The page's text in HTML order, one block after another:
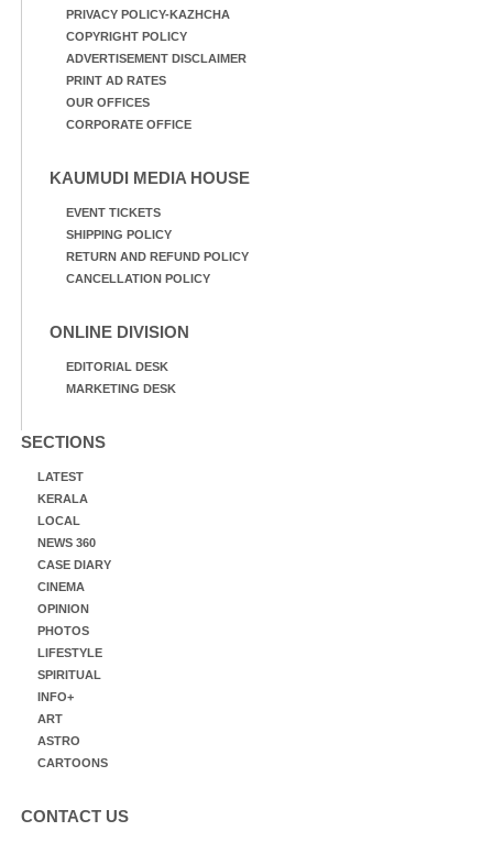
PRIVACY POLICY-KAZHCHA
COPYRIGHT POLICY
ADVERTISEMENT DISCLAIMER
PRINT AD RATES
OUR OFFICES
CORPORATE OFFICE
KAUMUDI MEDIA HOUSE
EVENT TICKETS
SHIPPING POLICY
RETURN AND REFUND POLICY
CANCELLATION POLICY
ONLINE DIVISION
EDITORIAL DESK
MARKETING DESK
SECTIONS
LATEST
KERALA
LOCAL
NEWS 360
CASE DIARY
CINEMA
OPINION
PHOTOS
LIFESTYLE
SPIRITUAL
INFO+
ART
ASTRO
CARTOONS
CONTACT US